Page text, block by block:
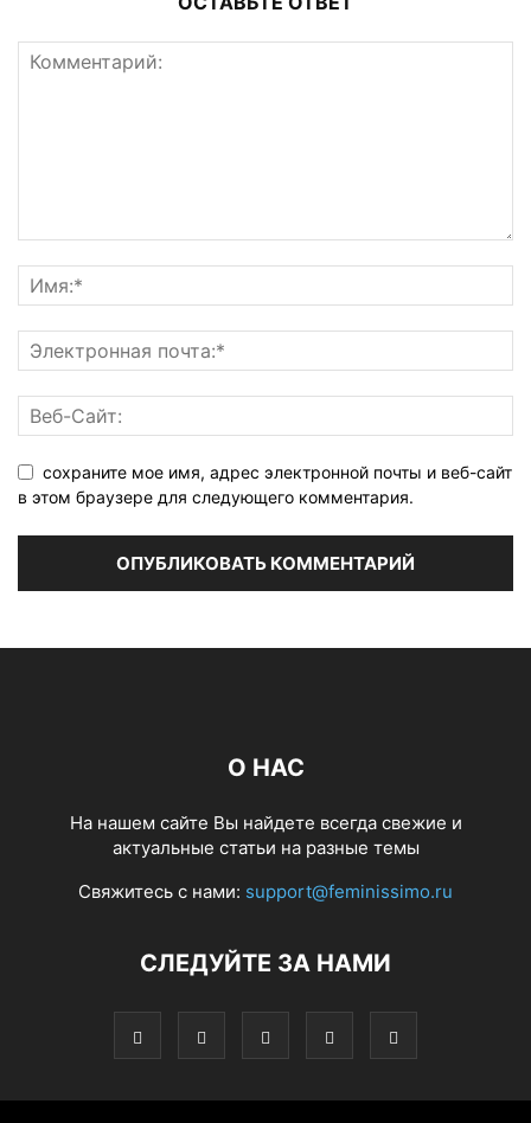
сохраните мое имя, адрес электронной почты и веб-сайт
в этом браузере для следующего комментария.
О НАС
На нашем сайте Вы найдете всегда свежие и
актуальные статьи на разные темы
Свяжитесь с нами: support@feminissimo.ru
СЛЕДУЙТЕ ЗА НАМИ